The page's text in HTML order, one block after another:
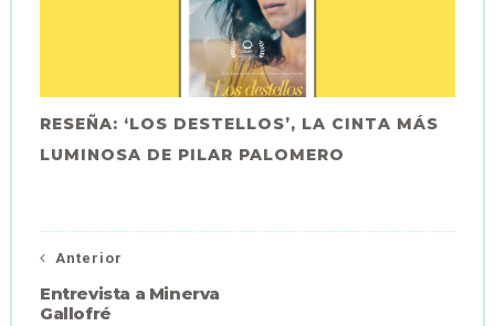
RESEÑA: ‘LOS DESTELLOS’, LA CINTA MÁS
LUMINOSA DE PILAR PALOMERO
Anterior
Entrevista a Minerva
Gallofré